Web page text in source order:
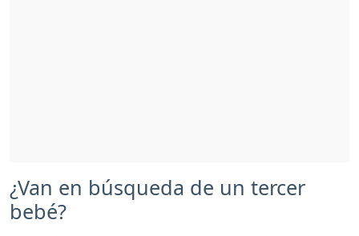
¿Van en búsqueda de un tercer
bebé?